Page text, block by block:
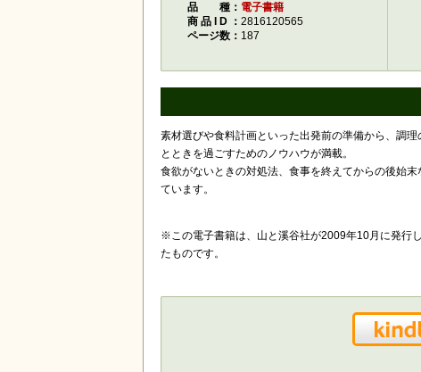
品種電子書籍
商品ID
2816120565
ページ数
187
素材選びや食料計画といった出発前の準備から、調
とときを過ごすためのノウハウが満載。
食欲がないときの対処法、食事を終えてからの後始
ています。
※この電子書籍は、山と溪谷社が2009年10月に発行
たものです。